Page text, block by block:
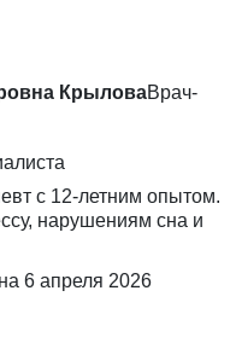
КрыловаВрач-
с 12-летним опытом.
нарушениям сна и
6 апреля 2026